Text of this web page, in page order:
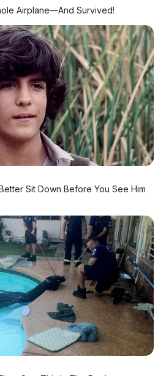
yang menyajikan berita
dan motor, review jujur spesifikasi
terbaru, inspirasi modifikasi, info
nasional.
Airplane—And Survived!
Sit Down Before You See Him